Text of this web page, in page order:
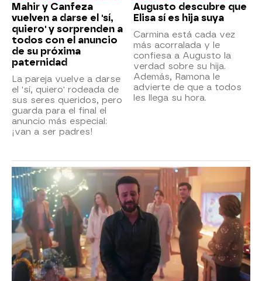
Mahir y Canfeza
vuelven a darse el 'sí,
quiero' y sorprenden a
todos con el anuncio
de su próxima
paternidad
La pareja vuelve a darse
el 'sí, quiero' rodeada de
sus seres queridos, pero
guarda para el final el
anuncio más especial:
¡van a ser padres!
Augusto descubre que
Elisa sí es hija suya
Carmina está cada vez
más acorralada y le
confiesa a Augusto la
verdad sobre su hija.
Además, Ramona le
advierte de que a todos
les llega su hora.